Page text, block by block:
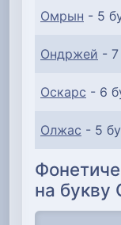
Омрын - 5
Ондржей - 7
Оскарс - 6
Олжас - 5
на букву